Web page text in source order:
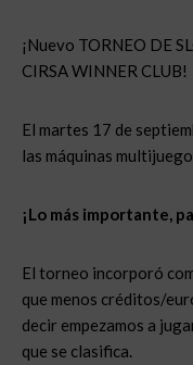
¡Nuevo TORNEO DE
CIRSA WINNER CLUB!
El martes 17 de
las máquinas
¡Lo más importante,
El torneo incorporó
que menos créditos/
decir empezamos a
que se clasifica.